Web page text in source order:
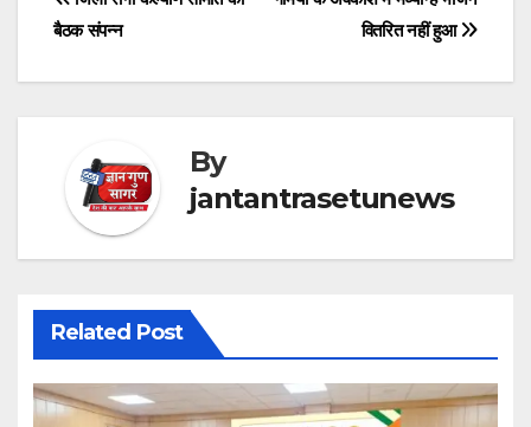
navigation
वितरित नहीं हुआ
बैठक संपन्न
By
jantantrasetunews
Related Post